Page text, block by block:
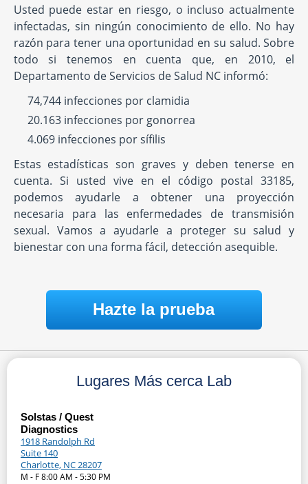
Usted puede estar en riesgo, o incluso actualmente
infectadas, sin ningún conocimiento de ello. No hay
razón para tener una oportunidad en su salud. Sobre
todo si tenemos en cuenta que, en 2010, el
Departamento de Servicios de Salud NC informó:
74,744 infecciones por clamidia
20.163 infecciones por gonorrea
4.069 infecciones por sífilis
Estas estadísticas son graves y deben tenerse en
cuenta. Si usted vive en el código postal 33185,
podemos ayudarle a obtener una proyección
necesaria para las enfermedades de transmisión
sexual. Vamos a ayudarle a proteger su salud y
bienestar con una forma fácil, detección asequible.
Hazte la prueba
Lugares Más cerca Lab
Solstas / Quest
Diagnostics
1918 Randolph Rd
Suite 140
Charlotte, NC 28207
M - F 8:00 AM - 5:30 PM